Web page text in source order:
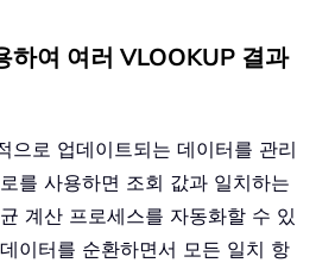
하여 여러 VLOOKUP 결과
으로 업데이트되는 데이터를 관리
를 사용하면 조회 값과 일치하는
계산 프로세스를 자동화할 수 있
이터를 순환하면서 모든 일치 항